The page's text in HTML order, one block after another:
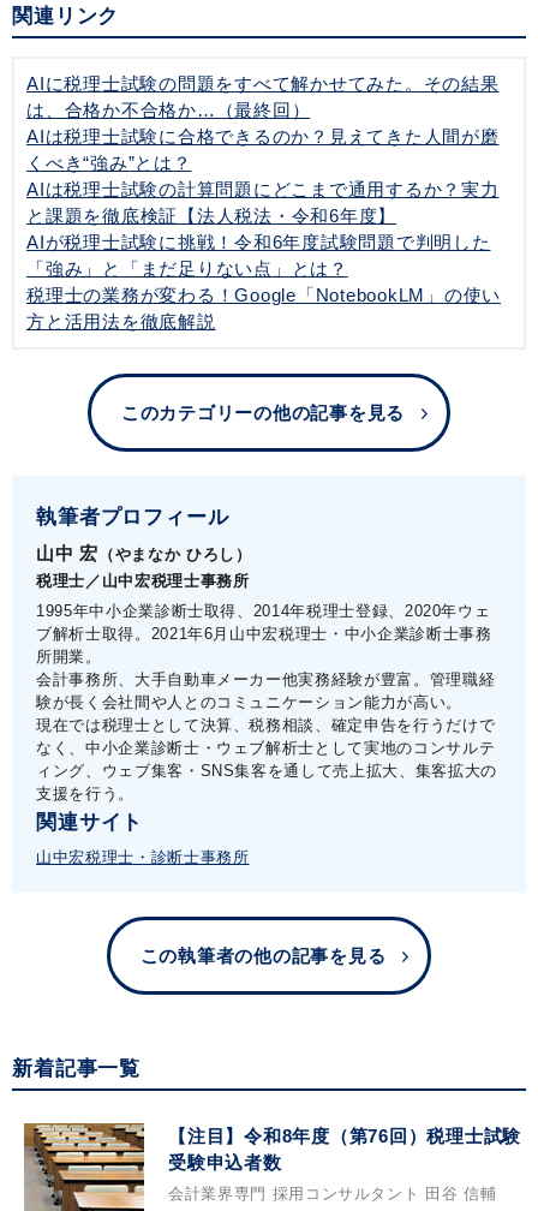
関連リンク
AIに税理士試験の問題をすべて解かせてみた。その結果
は、合格か不合格か…（最終回）
AIは税理士試験に合格できるのか？見えてきた人間が磨
くべき“強み”とは？
AIは税理士試験の計算問題にどこまで通用するか？実力
と課題を徹底検証【法人税法・令和6年度】
AIが税理士試験に挑戦！令和6年度試験問題で判明した
「強み」と「まだ足りない点」とは？
税理士の業務が変わる！Google「NotebookLM」の使い
方と活用法を徹底解説
このカテゴリーの他の記事を見る
執筆者プロフィール
山中 宏 （やまなか ひろし）
税理士／山中宏税理士事務所
1995年中小企業診断士取得、2014年税理士登録、2020年ウェ
ブ解析士取得。2021年6月山中宏税理士・中小企業診断士事務
所開業。
会計事務所、大手自動車メーカー他実務経験が豊富。管理職経
験が長く会社間や人とのコミュニケーション能力が高い。
現在では税理士として決算、税務相談、確定申告を行うだけで
なく、中小企業診断士・ウェブ解析士として実地のコンサルテ
ィング、ウェブ集客・SNS集客を通して売上拡大、集客拡大の
支援を行う。
関連サイト
山中宏税理士・診断士事務所
この執筆者の他の記事を見る
新着記事一覧
【注目】令和8年度（第76回）税理士試験
受験申込者数
会計業界専門 採用コンサルタント 田谷 信輔